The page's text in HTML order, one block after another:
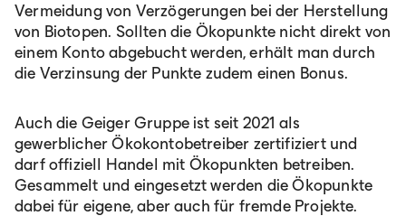
Vermeidung von Verzögerungen bei der Herstellung
von Biotopen. Sollten die Ökopunkte nicht direkt von
einem Konto abgebucht werden, erhält man durch
die Verzinsung der Punkte zudem einen Bonus.
Auch die Geiger Gruppe ist seit 2021 als
gewerblicher Ökokontobetreiber zertifiziert und
darf offiziell Handel mit Ökopunkten betreiben.
Gesammelt und eingesetzt werden die Ökopunkte
dabei für eigene, aber auch für fremde Projekte.